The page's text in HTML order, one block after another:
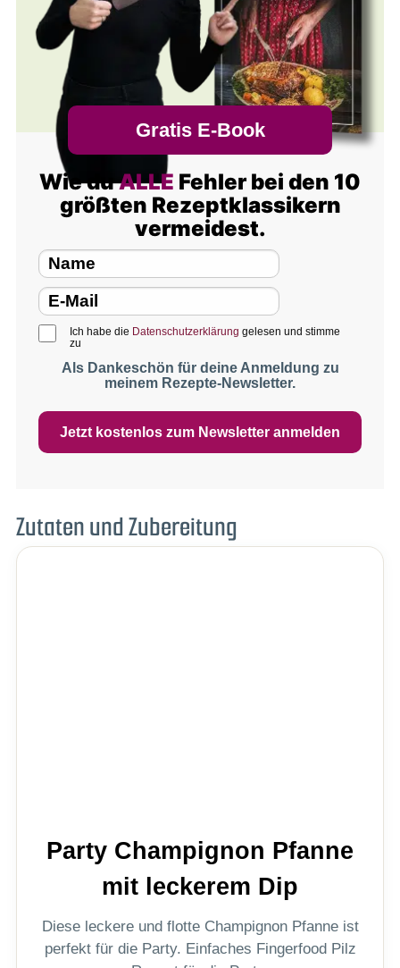
Gratis E-Book
Wie duALLE Fehler bei den 10
größten Rezeptklassikern
vermeidest.
Ich habe die Datenschutzerklärung gelesen und stimme
zu
Als Dankeschön für deine Anmeldung zu
meinem Rezepte-Newsletter.
Jetzt kostenlos zum Newsletter anmelden
Zutaten und Zubereitung
Party Champignon Pfanne
mit leckerem Dip
Diese leckere und flotte Champignon Pfanne ist
perfekt für die Party. Einfaches Fingerfood Pilz